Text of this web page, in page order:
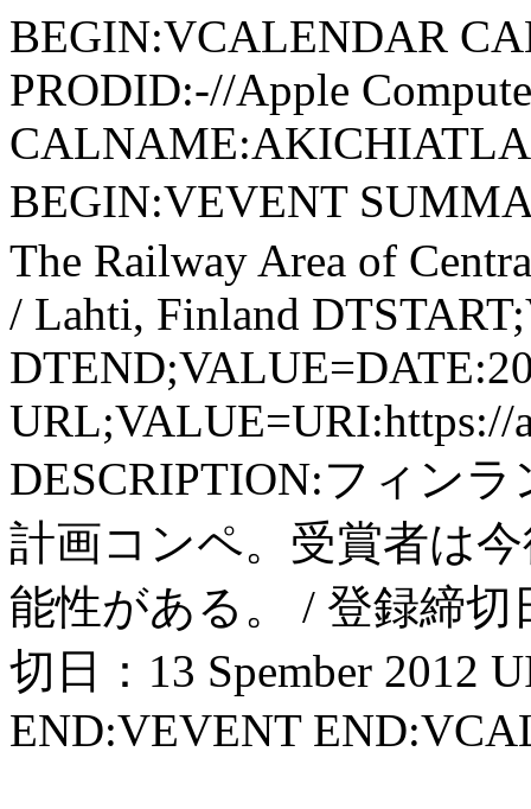
BEGIN:VCALENDAR
PRODID:-//Apple
BEGIN:VEVENT
The Railway Area of
/ Lahti, Finland
URL;VALUE=URI:https://
DESCRIPTION:フィン
計画コンペ。受賞者は
能性がある。 / 登録締切
切日：13 Spember 2012
END:VEVENT